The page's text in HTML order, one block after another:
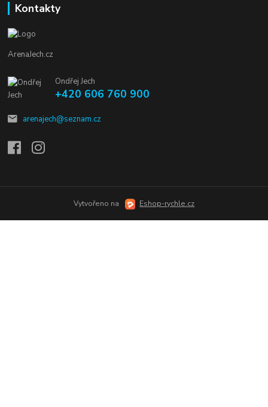
Kontakty
ArenaJech.cz
Ondřej Jech
+420 606 760 900
arenajech@seznam.cz
Vytvořeno na Eshop-rychle.cz